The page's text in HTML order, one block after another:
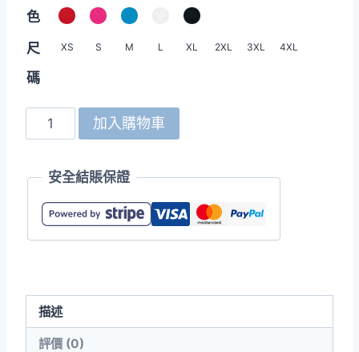
HKD109.0
色
尺
碼
XS S M L XL 2XL 3XL 4XL
United
Athle
01
4.1oz
Polo
衫
加入購物車
安全結賬保證
描述
評價 (0)